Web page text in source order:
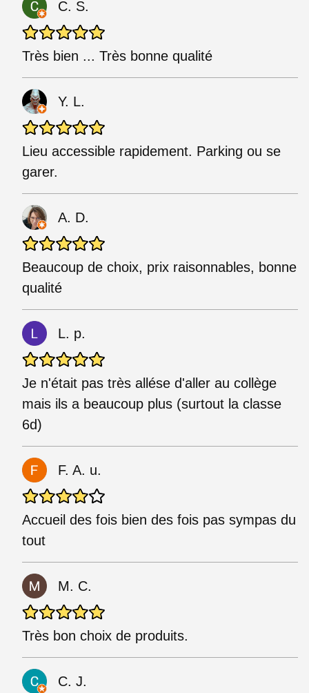
C. S.
Très bien ... Très bonne qualité
Y. L.
Lieu accessible rapidement. Parking ou se
garer.
A. D.
Beaucoup de choix, prix raisonnables, bonne
qualité
L. p.
Je n'était pas très allése d'aller au collège
mais ils a beaucoup plus (surtout la classe
6d)
F. A. u.
Accueil des fois bien des fois pas sympas du
tout
M. C.
Très bon choix de produits.
C. J.